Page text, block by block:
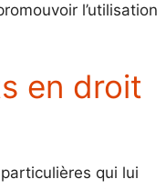
l’utilisation
en droit
qui lui